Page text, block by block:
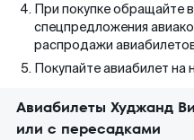
При покупке обращайте
спецпредложения
распродажи
Покупайте авиабилет на
Авиабилеты Худжанд
или с пересадками